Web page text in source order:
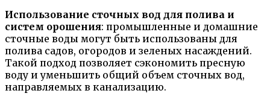
Использование сточных вод для полива и
систем орошения: промышленные и домашние
сточные воды могут быть использованы для
полива садов, огородов и зеленых насаждений.
Такой подход позволяет сэкономить пресную
воду и уменьшить общий объем сточных вод,
направляемых в канализацию.